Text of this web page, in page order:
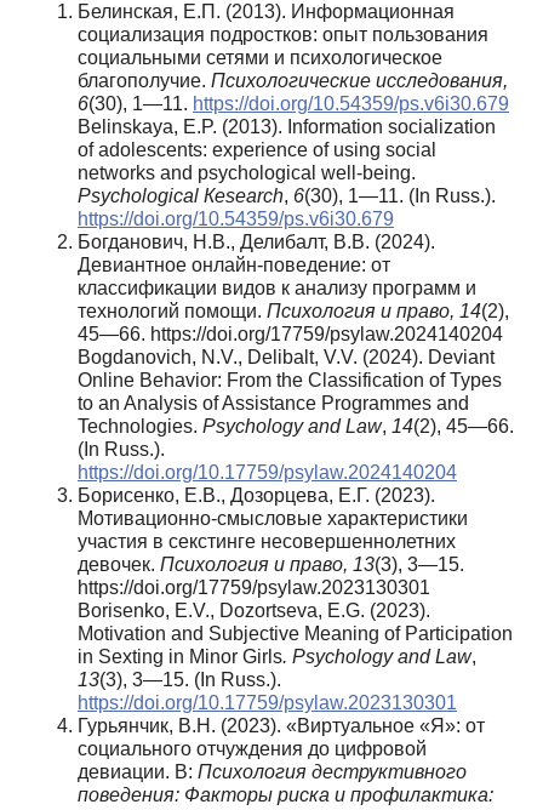
Белинская, Е.П. (2013). Информационная
социализация подростков: опыт пользования
социальными сетями и психологическое
благополучие. Психологические исследования,
6(30), 1—11. https://doi.org/10.54359/ps.v6i30.679
Belinskaya, E.P. (2013). Information socialization
of adolescents: experience of using social
networks and psychological well-being.
Psychological Кesearch, 6(30), 1—11. (In Russ.).
https://doi.org/10.54359/ps.v6i30.679
Богданович, Н.В., Делибалт, В.В. (2024).
Девиантное онлайн-поведение: от
классификации видов к анализу программ и
технологий помощи. Психология и право, 14(2),
45—66. https://doi.org/17759/psylaw.2024140204
Bogdanovich, N.V., Delibalt, V.V. (2024). Deviant
Online Behavior: From the Classification of Types
to an Analysis of Assistance Programmes and
Technologies. Psychology and Law, 14(2), 45—66.
(In Russ.).
https://doi.org/10.17759/psylaw.2024140204
Борисенко, Е.В., Дозорцева, Е.Г. (2023).
Мотивационно-смысловые характеристики
участия в секстинге несовершеннолетних
девочек. Психология и право, 13(3), 3—15.
https://doi.org/17759/psylaw.2023130301
Borisenko, E.V., Dozortseva, E.G. (2023).
Motivation and Subjective Meaning of Participation
in Sexting in Minor Girls. Psychology and Law,
13(3), 3—15. (In Russ.).
https://doi.org/10.17759/psylaw.2023130301
Гурьянчик, В.Н. (2023). «Виртуальное «Я»: от
социального отчуждения до цифровой
девиации. В: Психология деструктивного
поведения: Факторы риска и профилактика: